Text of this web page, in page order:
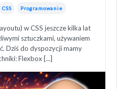
CSS Programowanie
w CSS jeszcze kilka lat
sztuczkami, używaniem
Dziś do dyspozycji mamy
Flexbox [...]